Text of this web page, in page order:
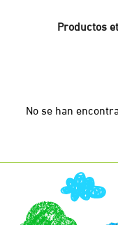
Productos
No se han